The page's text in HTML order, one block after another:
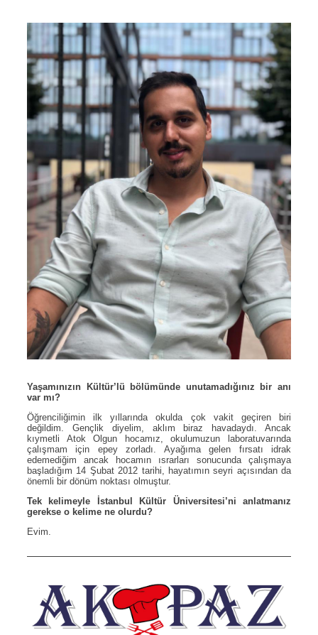
Yaşamınızın Kültür’lü bölümünde unutamadığınız bir anı
var mı?
Öğrenciliğimin ilk yıllarında okulda çok vakit geçiren biri
değildim. Gençlik diyelim, aklım biraz havadaydı. Ancak
kıymetli Atok Olgun hocamız, okulumuzun laboratuvarında
çalışmam için epey zorladı. Ayağıma gelen fırsatı idrak
edemediğim ancak hocamın ısrarları sonucunda çalışmaya
başladığım 14 Şubat 2012 tarihi, hayatımın seyri açısından da
önemli bir dönüm noktası olmuştur.
Tek kelimeyle İstanbul Kültür Üniversitesi’ni anlatmanız
gerekse o kelime ne olurdu?
Evim.